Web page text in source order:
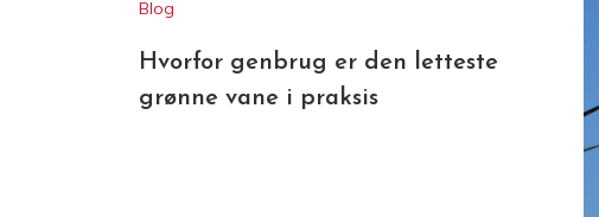
Blog
Hvorfor genbrug er den letteste
grønne vane i praksis